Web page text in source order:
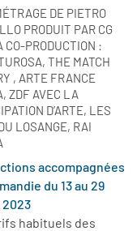
DE PIETRO
PRODUIT PAR CG
CO-PRODUCTION :
THE MATCH
, ARTE FRANCE
ZDF AVEC LA
D’ARTE, LES
LOSANGE, RAI
accompagnées
du 13 au 29
habituels des